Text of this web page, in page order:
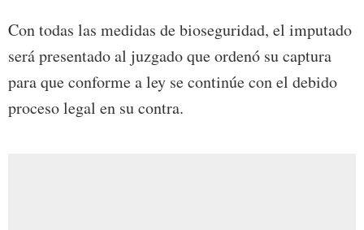
Con todas las medidas de bioseguridad, el imputado
será presentado al juzgado que ordenó su captura
para que conforme a ley se continúe con el debido
proceso legal en su contra.